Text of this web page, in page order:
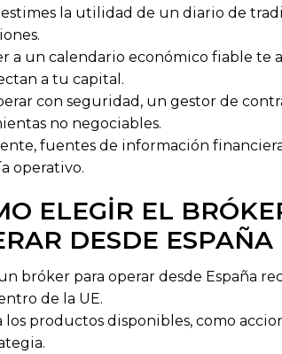
la utilidad de un diario de
a un calendario económico fiable te
a tu capital.
con seguridad, un gestor de
no negociables.
fuentes de información
operativo.
ELEGIR EL
DESDE ESPAÑA
bróker para operar desde España
de la UE.
los productos disponibles, como